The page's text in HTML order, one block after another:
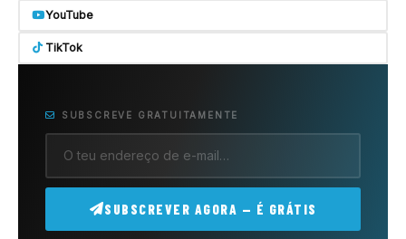
YouTube
TikTok
SUBSCREVE GRATUITAMENTE
SUBSCREVER AGORA — É GRÁTIS